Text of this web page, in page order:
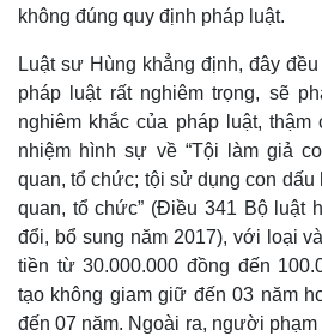
Pháp luật
Vụ án
Tin nóng
Tư vấn luật
Vũ
không đúng quy định pháp luật.
Luật sư Hùng khẳng định, đây
pháp luật rất nghiêm trọng, sẽ
nghiêm khắc của pháp luật,
nhiệm hình sự về “Tội làm giả
quan, tổ chức; tội sử dụng con
quan, tổ chức” (Điều 341 Bộ luật
đổi, bổ sung năm 2017), với loại
tiền từ 30.000.000 đồng đến
tạo không giam giữ đến 03 năm
đến 07 năm. Ngoài ra, người